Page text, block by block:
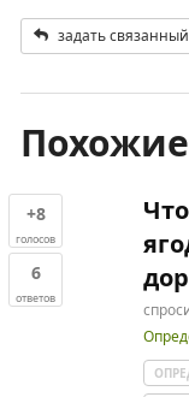
задать
+8
голосов
6
ответов